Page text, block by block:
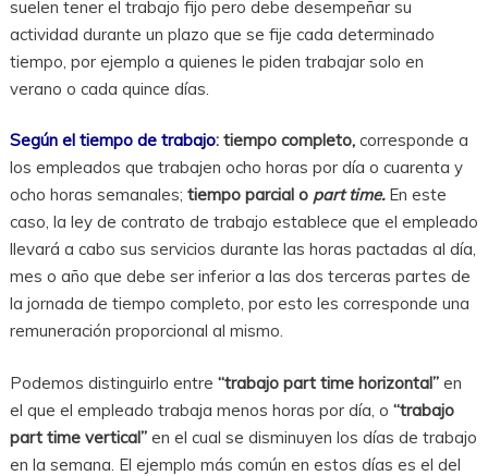
suelen tener el trabajo fijo pero debe desempeñar su
actividad durante un plazo que se fije cada determinado
tiempo, por ejemplo a quienes le piden trabajar solo en
verano o cada quince días.
Según el tiempo de trabajo: tiempo completo,corresponde a
los empleados que trabajen ocho horas por día o cuarenta y
ocho horas semanales; tiempo parcial o part time.En este
caso, la ley de contrato de trabajo establece que el empleado
llevará a cabo sus servicios durante las horas pactadas al día,
mes o año que debe ser inferior a las dos terceras partes de
la jornada de tiempo completo, por esto les corresponde una
remuneración proporcional al mismo.
Podemos distinguirlo entre “trabajo part time horizontal”en
el que el empleado trabaja menos horas por día, o “trabajo
part time vertical”en el cual se disminuyen los días de trabajo
en la semana. El ejemplo más común en estos días es el del